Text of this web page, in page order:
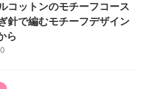
コットンのモチーフコース
針で編むモチーフデザイン
ら